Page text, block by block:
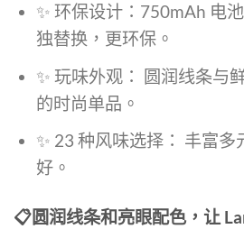
✨ 环保设计：750mAh 电
独替换，更环保。
✨ 玩味外观： 圆润线条与
的时尚单品。
✨ 23 种风味选择： 丰富
好。
📋圆润线条和亮眼配色，让